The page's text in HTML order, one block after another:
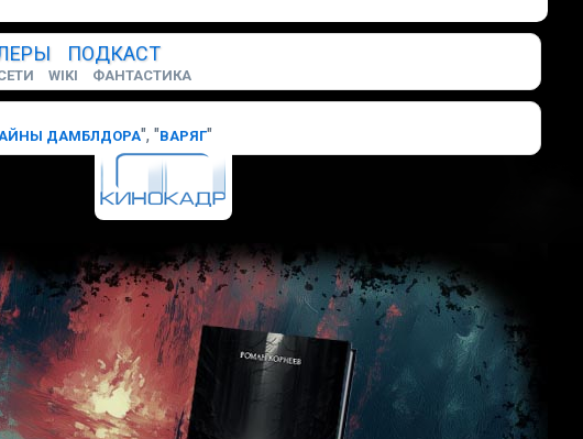
ПОДКАСТ
WIKI ФАНТАСТИКА
ДАМБЛДОРА", "ВАРЯГ"